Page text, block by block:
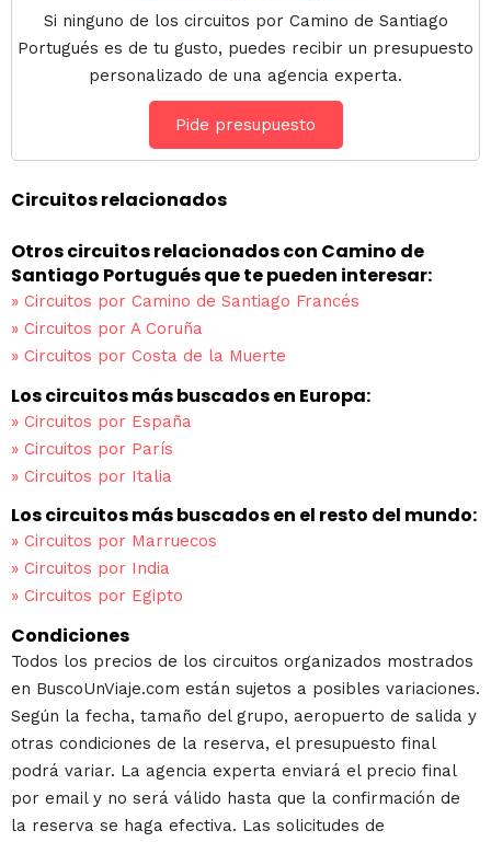
Si ninguno de los circuitos por Camino de Santiago
Portugués es de tu gusto, puedes recibir un presupuesto
personalizado de una agencia experta.
Pide presupuesto
Circuitos relacionados
Otros circuitos relacionados con Camino de
Santiago Portugués que te pueden interesar:
» Circuitos por Camino de Santiago Francés
» Circuitos por A Coruña
» Circuitos por Costa de la Muerte
Los circuitos más buscados en Europa:
» Circuitos por España
» Circuitos por París
» Circuitos por Italia
Los circuitos más buscados en el resto del mundo:
» Circuitos por Marruecos
» Circuitos por India
» Circuitos por Egipto
Condiciones
Todos los precios de los circuitos organizados mostrados
en BuscoUnViaje.com están sujetos a posibles variaciones.
Según la fecha, tamaño del grupo, aeropuerto de salida y
otras condiciones de la reserva, el presupuesto final
podrá variar. La agencia experta enviará el precio final
por email y no será válido hasta que la confirmación de
la reserva se haga efectiva. Las solicitudes de